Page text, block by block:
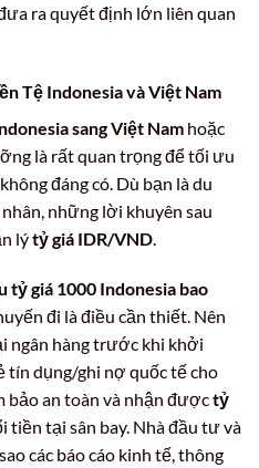
ra quyết định lớn liên quan
Tệ Indonesia và Việt Nam
sang Việt Nam hoặc
là rất quan trọng để tối ưu
đáng có. Dù bạn là du
những lời khuyên sau
lýtỷ giá IDR/VND
tỷ giá 1000 Indonesia bao
đi là điều cần thiết. Nên
ngân hàng trước khi khởi
tín dụng/ghi nợ quốc tế cho
bảo an toàn và nhận đượctỷ
tiền tại sân bay. Nhà đầu tư và
các báo cáo kinh tế, thông